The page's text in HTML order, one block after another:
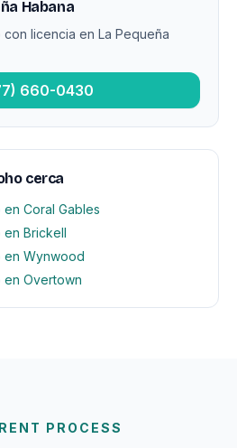
Habana
licencia en La Pequeña
660-0430
cerca
Coral Gables
Brickell
en Wynwood
en Overtown
PROCESS